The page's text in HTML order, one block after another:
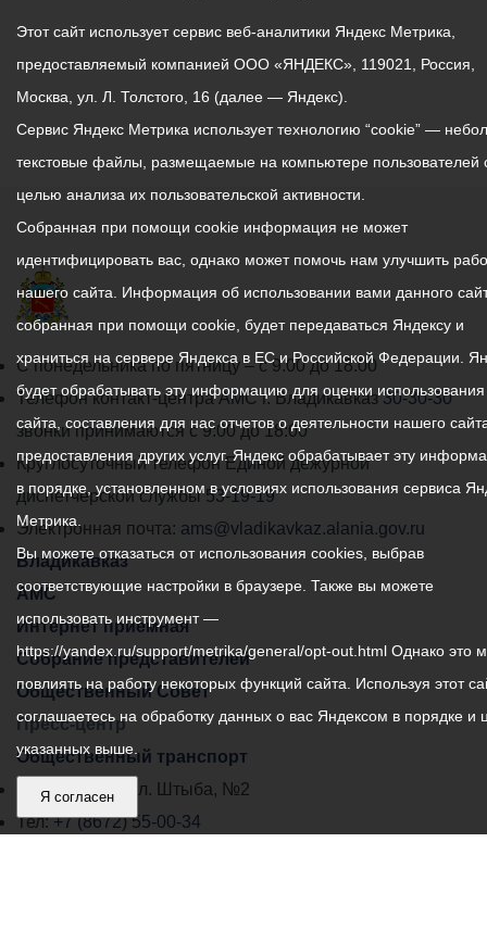
График
работы
администрации
местного
самоуправления
города
Владикавказ:
С понедельника по пятницу – с 9.00 до 18.00
Телефон контакт-центра АМС г. Владикавказ30-30-30
звонки принимаются с 9:00 до 18:00
Круглосуточный телефон Единой дежурной
диспетчерской службы53-19-19
Электронная почта: ams@vladikavkaz.alania.gov.ru
Владикавказ
АМС
Интернет приемная
Собрание представителей
Общественный Совет
Пресс-центр
Общественный транспорт
Владикавказ, пл. Штыба, №2
Тел:+7 (8672) 55-00-34
Этот сайт использует сервис веб-аналитики Яндекс Метрика,
предоставляемый компанией ООО «ЯНДЕКС», 119021, Россия,
Москва, ул. Л. Толстого, 16 (далее — Яндекс).
Сервис Яндекс Метрика использует технологию “cookie” —
текстовые файлы, размещаемые на компьютере пользователей
целью анализа их пользовательской активности.
Собранная при помощи cookie информация не может
идентифицировать вас, однако может помочь нам улучшить
нашего сайта. Информация об использовании вами данного
собранная при помощи cookie, будет передаваться Яндексу и
храниться на сервере Яндекса в ЕС и Российской Федерации.
будет обрабатывать эту информацию для оценки
сайта, составления для нас отчетов о деятельности нашего
предоставления других услуг. Яндекс обрабатывает эту
в порядке, установленном в условиях использования сервиса
Метрика.
Вы можете отказаться от использования cookies, выбрав
соответствующие настройки в браузере. Также вы можете
использовать инструмент —
https://yandex.ru/support/metrika/general/opt-out.html Однако это
повлиять на работу некоторых функций сайта. Используя этот
соглашаетесь на обработку данных о вас Яндексом в порядке и
указанных выше.
Я согласен